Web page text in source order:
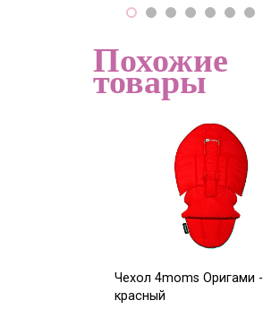
Похожие
товары
Чехол 4moms Оригами -
красный